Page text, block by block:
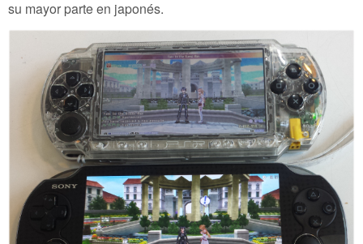
su mayor parte en japonés.